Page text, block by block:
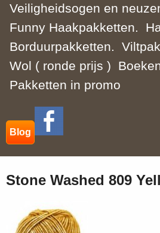
Veiligheidsogen en
Funny Haakpakketten.
Borduurpakketten.
Wol ( ronde prijs )
Pakketten in promo
Blog
Stone Washed 809